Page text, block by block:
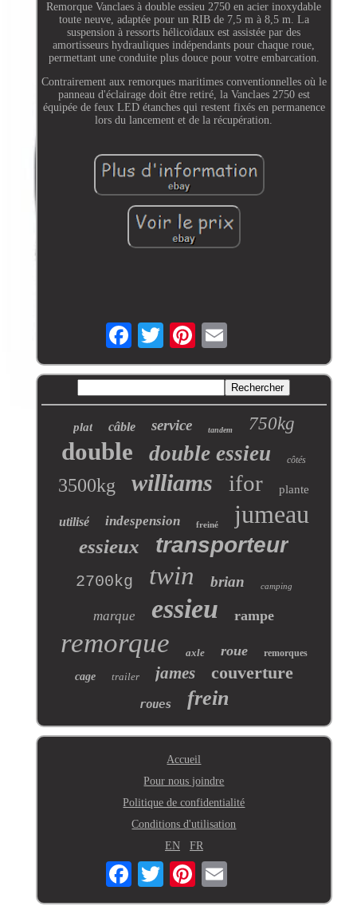
Remorque Vanclaes à double essieu 2750 en acier inoxydable
toute neuve, adaptée pour un RIB de 7,5 m à 8,5 m. La
suspension à ressorts hélicoïdaux est assistée par des
amortisseurs hydrauliques indépendants pour chaque roue,
permettant une conduite plus douce pour votre embarcation.
Contrairement aux remorques maritimes conventionnelles où le
panneau d'éclairage doit être retiré, la Vanclaes 2750 est
équipée de feux LED étanches qui restent fixés en permanence
lors du lancement et de la récupération.
plat câble service tandem 750kg
double double essieu côtés
3500kg williams ifor plante
utilisé indespension freiné jumeau
essieux transporteur
2700kg twin brian camping
marque essieu rampe
remorque axle roue remorques
cage trailer james couverture
roues frein
Accueil
Pour nous joindre
Politique de confidentialité
Conditions d'utilisation
EN
FR